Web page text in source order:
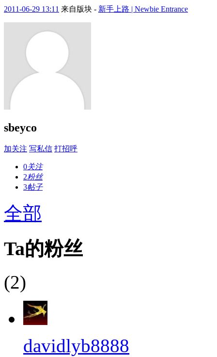
2011-06-29 13:11 来自版块 - 新手上路 | Newbie Entrance
sbeyco
加关注 写私信 打招呼
0关注
2粉丝
3帖子
全部
Ta的粉丝
(2)
davidlyb8888